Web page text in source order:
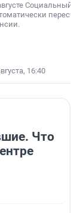
Социальный
16:40
Что